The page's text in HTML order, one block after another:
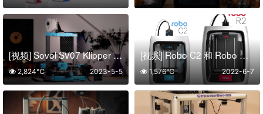
[视频] Sovol SV07 Klipper 直驱FDM 3D打印机 打印速度 250mm/s
2023-5-5
2,824℃
[视频] Robo C2 和 Robo R2 智能 3D 打印机
2022-6-7
1,576℃